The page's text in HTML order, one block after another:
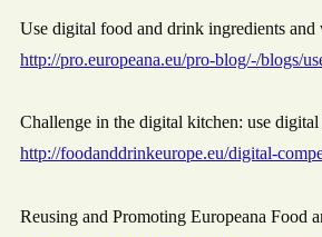
Use digital food and drink ingredients and
http://pro.europeana.eu/pro-blog/-/blogs/
Challenge in the digital kitchen: use
http://foodanddrinkeurope.eu/digital-
Reusing and Promoting Europeana Food